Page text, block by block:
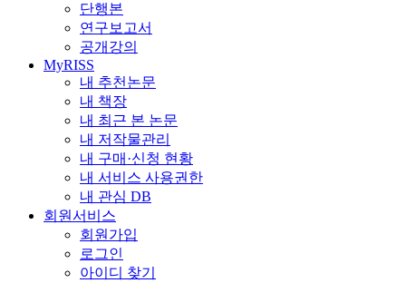
단행본
연구보고서
공개강의
MyRISS
내 추천논문
내 책장
내 최근 본 논문
내 저작물관리
내 구매·신청 현황
내 서비스 사용권한
내 관심 DB
회원서비스
회원가입
로그인
아이디 찾기